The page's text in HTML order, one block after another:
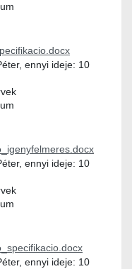
ennyi ideje: 10
ennyi ideje: 10
ennyi ideje: 10